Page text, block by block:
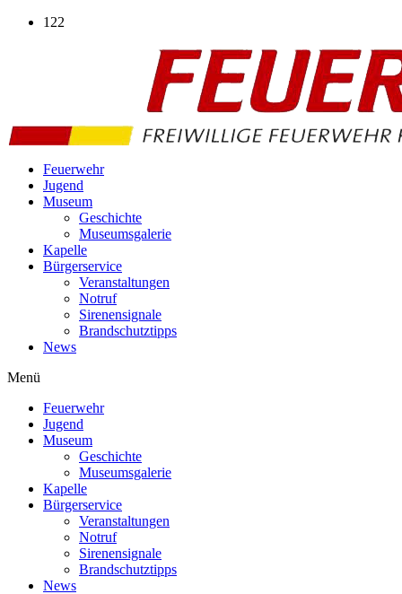
Zum
122
Feuerwehr
Jugend
Museum
Geschichte
Museumsgalerie
Kapelle
Bürgerservice
Veranstaltungen
Notruf
Sirenensignale
Brandschutztipps
News
Menü
Feuerwehr
Jugend
Museum
Geschichte
Museumsgalerie
Kapelle
Bürgerservice
Veranstaltungen
Notruf
Sirenensignale
Brandschutztipps
News